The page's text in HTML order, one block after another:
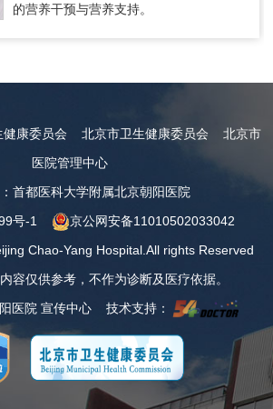
的营养干预与营养支持。
健康委员会 北京市卫生健康委员会
北京市
医院管理中心
首都医科大学附属北京朝阳医院
号-1
京公网安备11010502033042
Chao-Yang Hospital.All rights Reserved
容仅供参考，不作为诊断及医疗依据。
医院 宣传中心 技术支持：